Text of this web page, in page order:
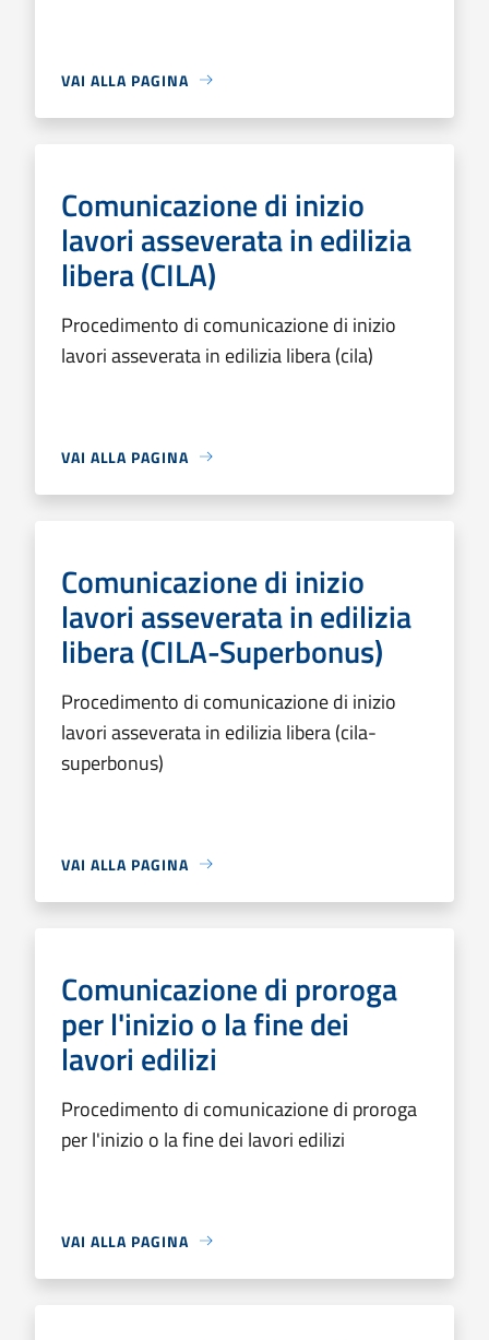
VAI ALLA PAGINA
Comunicazione di inizio
lavori asseverata in edilizia
libera (CILA)
Procedimento di comunicazione di inizio
lavori asseverata in edilizia libera (cila)
VAI ALLA PAGINA
Comunicazione di inizio
lavori asseverata in edilizia
libera (CILA-Superbonus)
Procedimento di comunicazione di inizio
lavori asseverata in edilizia libera (cila-
superbonus)
VAI ALLA PAGINA
Comunicazione di proroga
per l'inizio o la fine dei
lavori edilizi
Procedimento di comunicazione di proroga
per l'inizio o la fine dei lavori edilizi
VAI ALLA PAGINA